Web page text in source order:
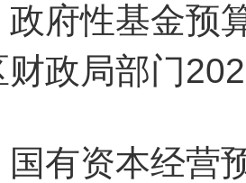
性基金预
局部门
资本经营